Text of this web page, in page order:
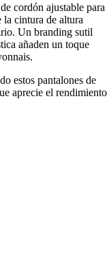
cordón ajustable para
la cintura de altura
Un branding sutil
añaden un toque
estos pantalones de
aprecie el rendimiento